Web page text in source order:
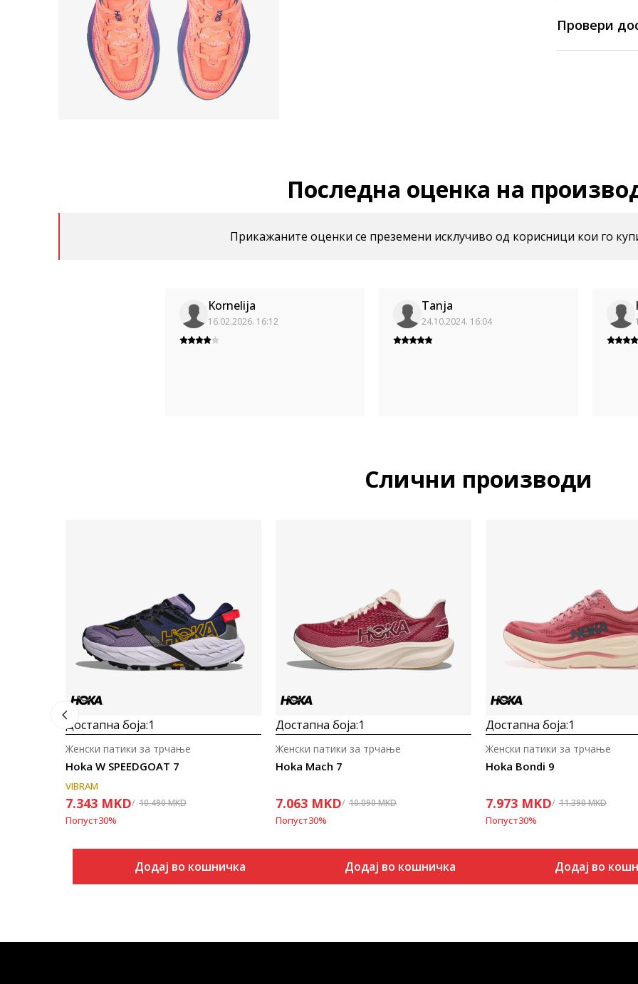
Провери
Последна оценка на
Прикажаните оценки се преземени исклучиво од корисници кои го
Kornelija
16.02.2026. 16:12
Tanja
24.10.2024. 16:04
Слични производи
Достапна боја:1
Hoka W SPEEDGOAT 7
Женски патики за трчање
VIBRAM
7.343 MKD 10.490MKD
Попуст30%
Додај во кошничка
Достапна боја:1
Hoka Mach 7
Женски патики за трчање
7.063 MKD 10.090MKD
Попуст30%
Додај во кошничка
Достапна боја:1
Hoka Bondi 9
Женски патики за трчање
7.973 MKD 11.390MKD
Попуст30%
Додај во